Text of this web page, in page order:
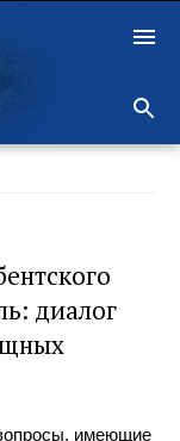
диалог
имеющие